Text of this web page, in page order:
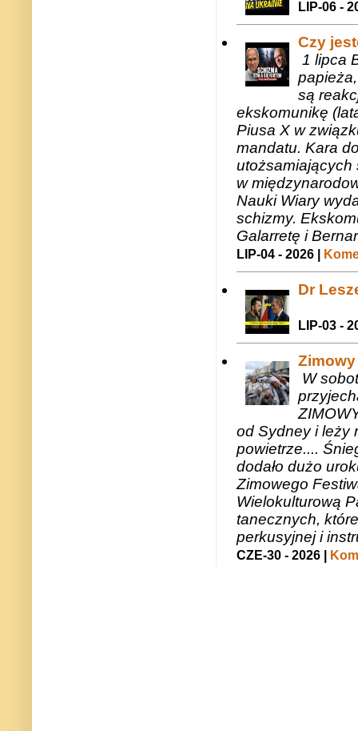
LIP-06 -
Czy
1 lipca
są
ekskomunikę
Piusa X w
mandatu. Kara
utożsamiających
w
Nauki Wiary
schizmy.
Galarretę i
LIP-04 - 2026 |
Dr
LIP-03 -
W
od Sydney i leży
powietrze....
dodało dużo
Zimowego
Wielokulturową
tanecznych,
perkusyjnej i
CZE-30 - 2026 |